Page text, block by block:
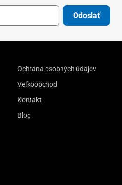
Odoslať
Ochrana osobných údajov
Veľkoobchod
Kontakt
Blog